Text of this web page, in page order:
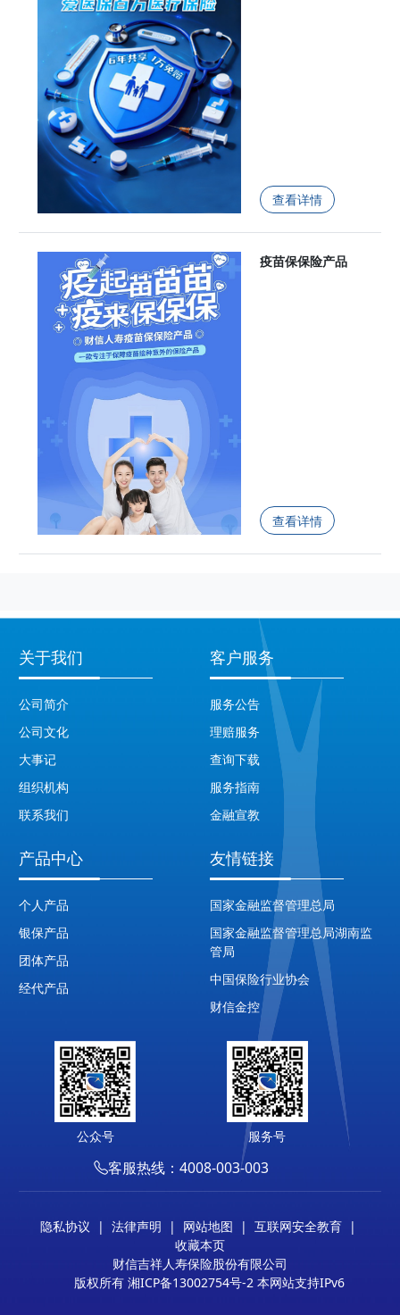
查看详情
疫苗保保险产品
查看详情
关于我们
公司简介
公司文化
大事记
组织机构
联系我们
客户服务
服务公告
理赔服务
查询下载
服务指南
金融宣教
产品中心
个人产品
银保产品
团体产品
经代产品
友情链接
国家金融监督管理总局
国家金融监督管理总局湖南监
管局
中国保险行业协会
财信金控
公众号 服务号
客服热线：4008-003-003
隐私协议 | 法律声明 | 网站地图 | 互联网安全教育 |
收藏本页
财信吉祥人寿保险股份有限公司
版权所有 湘ICP备13002754号-2 本网站支持IPv6